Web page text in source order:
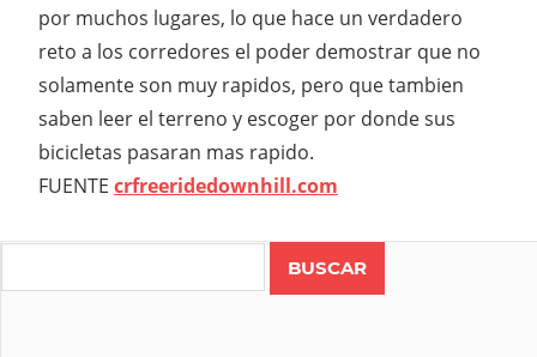
por muchos lugares, lo que hace un verdadero
reto a los corredores el poder demostrar que no
solamente son muy rapidos, pero que tambien
saben leer el terreno y escoger por donde sus
bicicletas pasaran mas rapido.
FUENTE crfreeridedownhill.com